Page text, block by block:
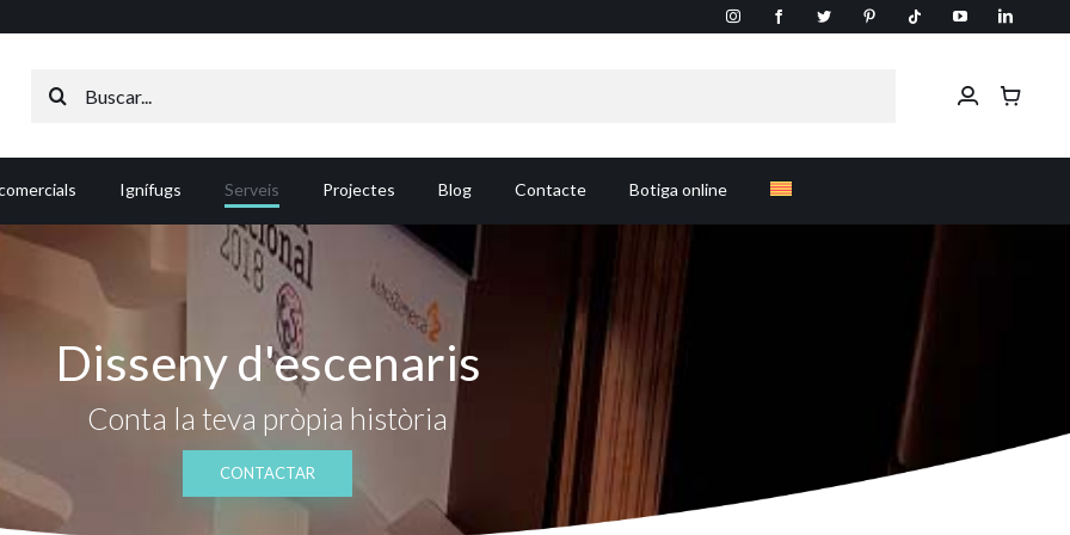
Search
Ignífugs Serveis Projectes Blog Contacte Botiga online
Disseny d'escenaris
Conta la teva pròpia història
CONTACTAR